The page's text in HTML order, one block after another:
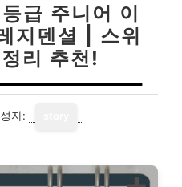
급 주니어 이
지덴셜 | 스위
리 추천!
자: